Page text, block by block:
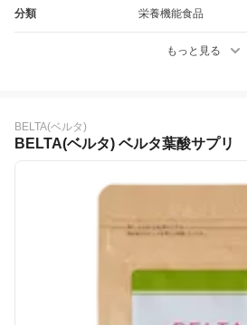
分類 栄養機能食品
もっと見る
BELTA(ベルタ)
BELTA(ベルタ) ベルタ葉酸サプリ